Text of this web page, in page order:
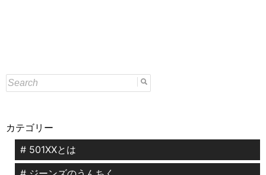
カテゴリー
# 501XXとは